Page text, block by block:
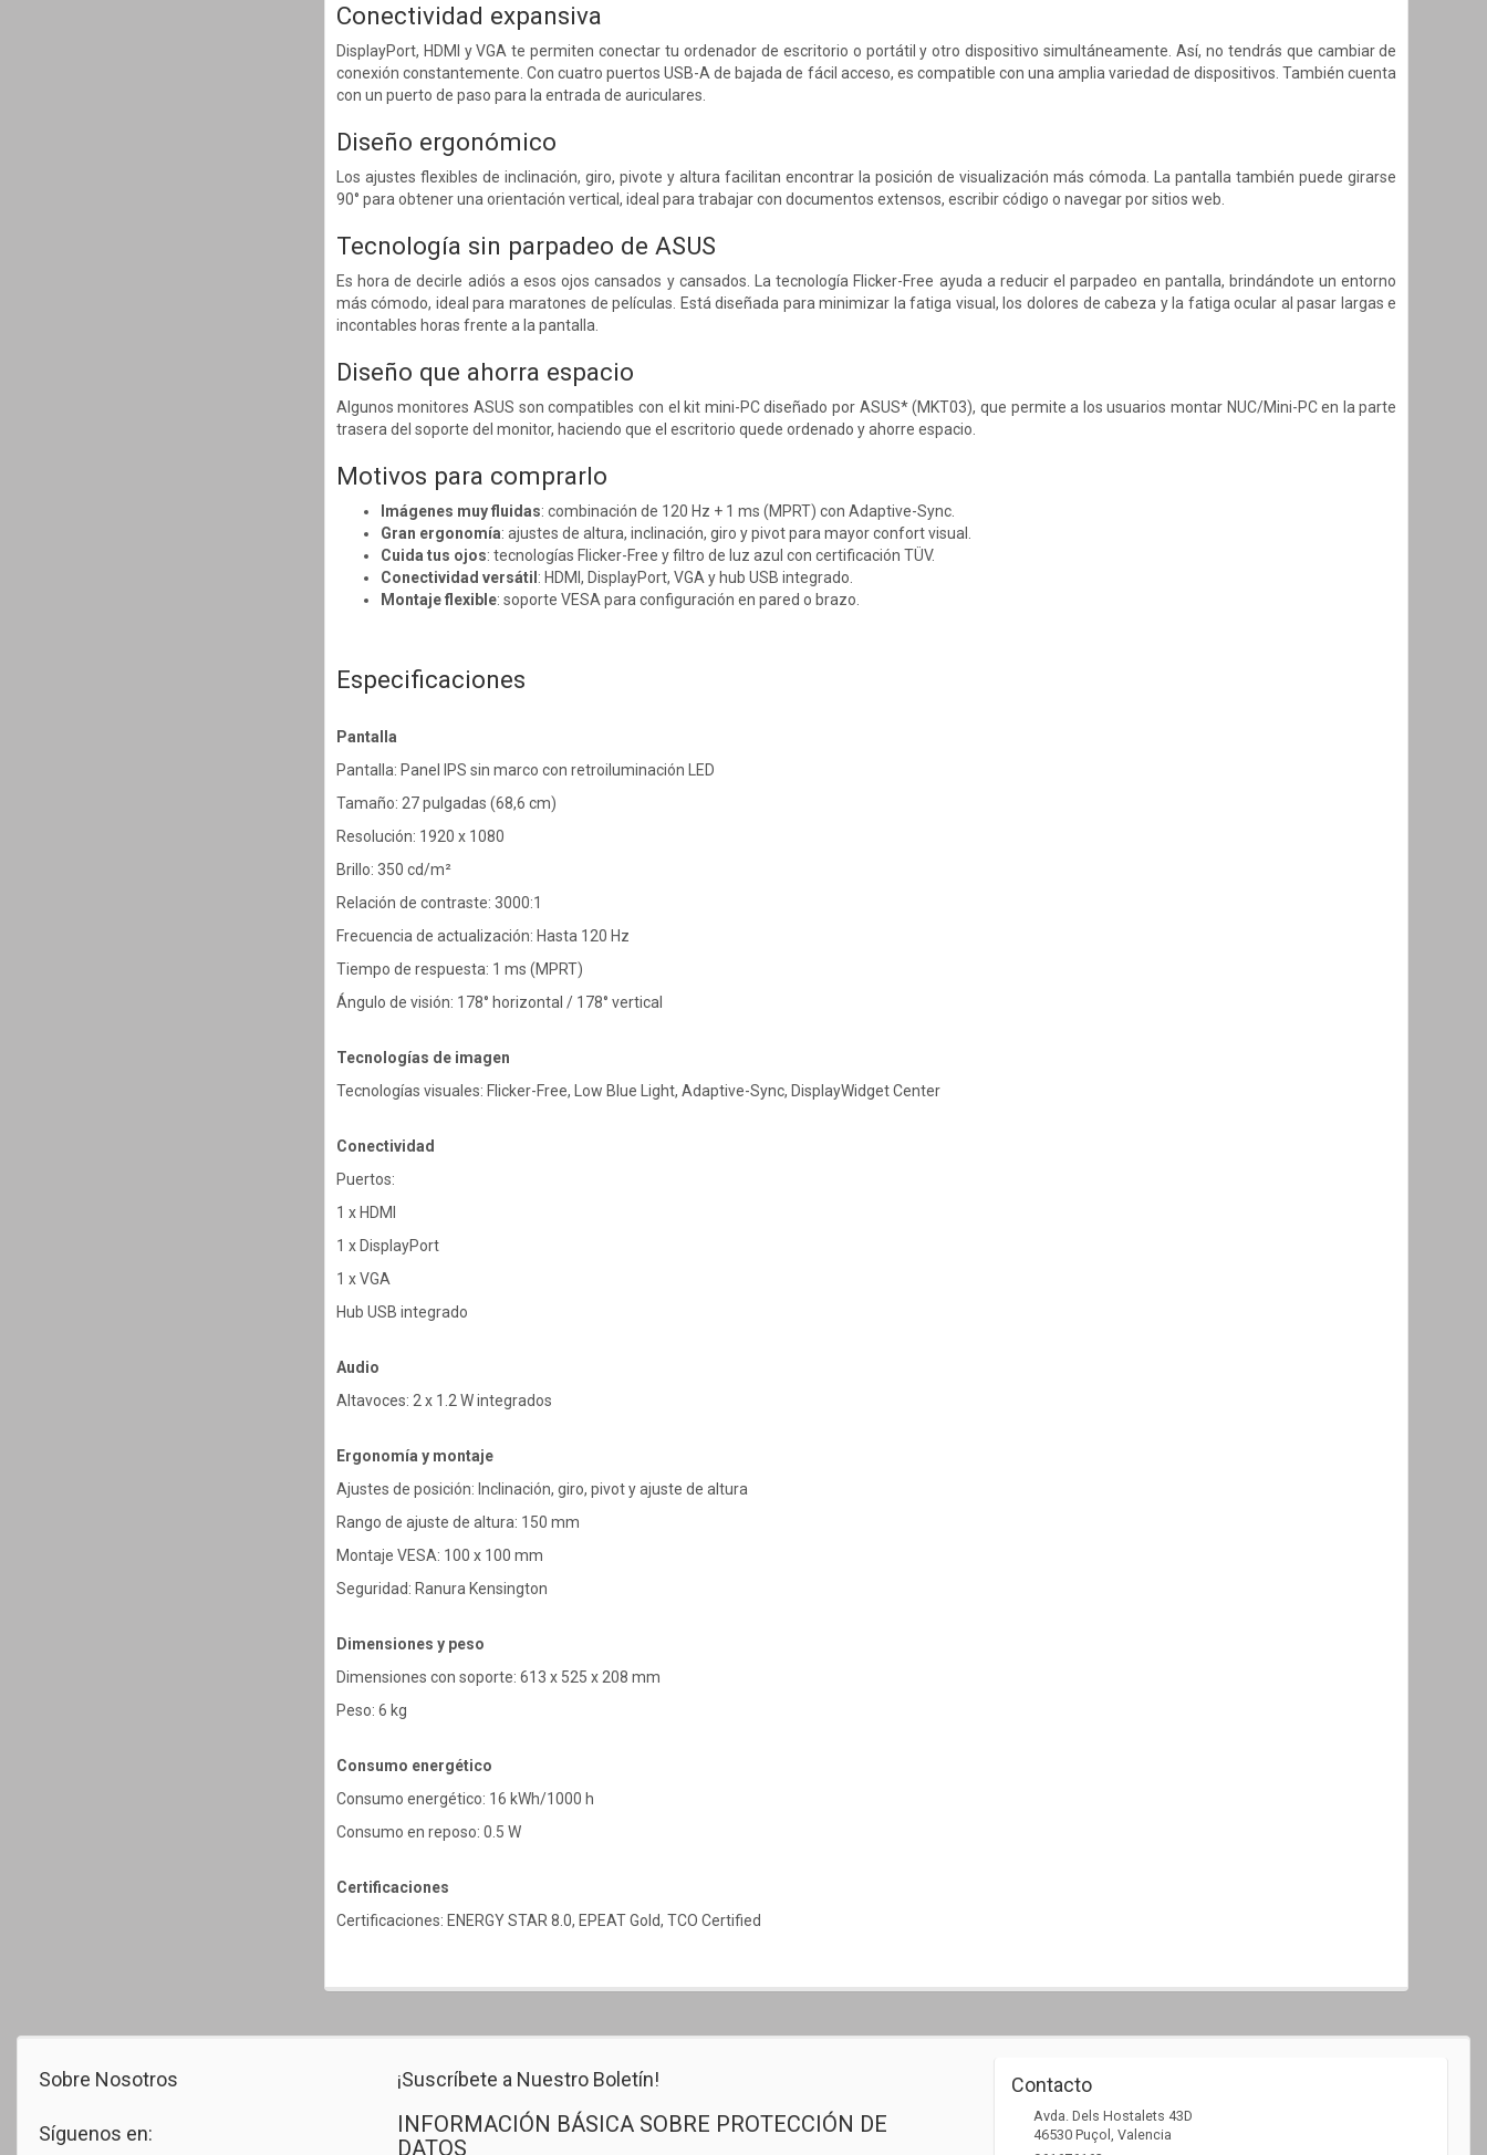
Conectividad expansiva
DisplayPort, HDMI y VGA te permiten conectar tu ordenador de escritorio o portátil y otro dispositivo simultáneamente. Así, no tendrás que cambiar de
conexión constantemente. Con cuatro puertos USB-A de bajada de fácil acceso, es compatible con una amplia variedad de dispositivos. También cuenta
con un puerto de paso para la entrada de auriculares.
Diseño ergonómico
Los ajustes flexibles de inclinación, giro, pivote y altura facilitan encontrar la posición de visualización más cómoda. La pantalla también puede girarse
90° para obtener una orientación vertical, ideal para trabajar con documentos extensos, escribir código o navegar por sitios web.
Tecnología sin parpadeo de ASUS
Es hora de decirle adiós a esos ojos cansados ​​y cansados. La tecnología Flicker-Free ayuda a reducir el parpadeo en pantalla, brindándote un entorno
más cómodo, ideal para maratones de películas. Está diseñada para minimizar la fatiga visual, los dolores de cabeza y la fatiga ocular al pasar largas e
incontables horas frente a la pantalla.
Diseño que ahorra espacio
Algunos monitores ASUS son compatibles con el kit mini-PC diseñado por ASUS* (MKT03), que permite a los usuarios montar NUC/Mini-PC en la parte
trasera del soporte del monitor, haciendo que el escritorio quede ordenado y ahorre espacio.
Motivos para comprarlo
Imágenes muy fluidas: combinación de 120 Hz + 1 ms (MPRT) con Adaptive-Sync.
Gran ergonomía: ajustes de altura, inclinación, giro y pivot para mayor confort visual.
Cuida tus ojos: tecnologías Flicker-Free y filtro de luz azul con certificación TÜV.
Conectividad versátil : HDMI, DisplayPort, VGA y hub USB integrado.
Montaje flexible: soporte VESA para configuración en pared o brazo.
Especificaciones
Pantalla
Pantalla: Panel IPS sin marco con retroiluminación LED
Tamaño: 27 pulgadas (68,6 cm)
Resolución: 1920 x 1080
Brillo: 350 cd/m²
Relación de contraste: 3000:1
Frecuencia de actualización: Hasta 120 Hz
Tiempo de respuesta: 1 ms (MPRT)
Ángulo de visión: 178° horizontal / 178° vertical
Tecnologías de imagen
Tecnologías visuales: Flicker-Free, Low Blue Light, Adaptive-Sync, DisplayWidget Center
Conectividad
Puertos:
1 x HDMI
1 x DisplayPort
1 x VGA
Hub USB integrado
Audio
Altavoces: 2 x 1.2 W integrados
Ergonomía y montaje
Ajustes de posición: Inclinación, giro, pivot y ajuste de altura
Rango de ajuste de altura: 150 mm
Montaje VESA: 100 x 100 mm
Seguridad: Ranura Kensington
Dimensiones y peso
Dimensiones con soporte: 613 x 525 x 208 mm
Peso: 6 kg
Consumo energético
Consumo energético: 16 kWh/1000 h
Consumo en reposo: 0.5 W
Certificaciones
Certificaciones: ENERGY STAR 8.0, EPEAT Gold, TCO Certified
Sobre Nosotros
Síguenos en:
¡Suscríbete a Nuestro Boletín!
INFORMACIÓN BÁSICA SOBRE PROTECCIÓN DE
DATOS
Contacto
Avda. Dels Hostalets 43D
46530 Puçol , Valencia